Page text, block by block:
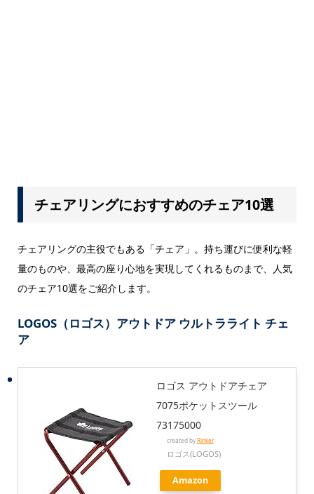
チェアリングにおすすめのチェア10選
チェアリングの主役でもある「チェア」。持ち運びに便利な軽
量のものや、最高の座り心地を実現してくれるものまで、人気
のチェア10選をご紹介します。
LOGOS（ロゴス）アウトドア ウルトラライト チェ
ア
ロゴス アウトドアチェア
7075ポケットスツール
73175000
created by Rinker
ロゴス(LOGOS)
Amazon